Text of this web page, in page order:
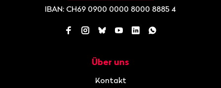
IBAN: CH69 0900 0000 8000 8885 4
Facebook
Instagram
BlueskyYouTube
LinkedInWhatsApp
Über uns
Kontakt